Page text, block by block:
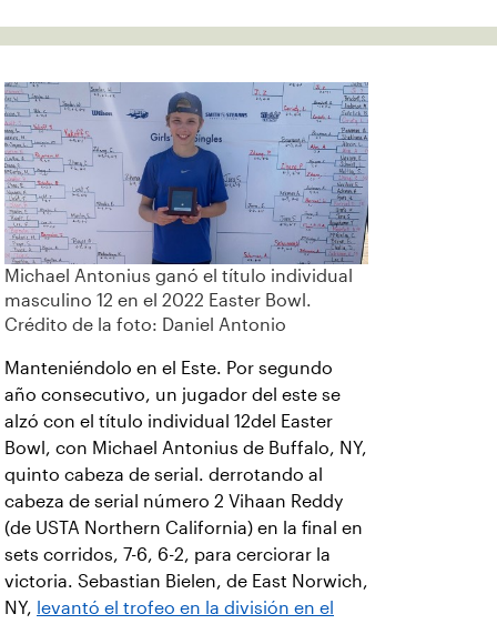
Michael Antonius ganó el título individual
masculino 12 en el 2022 Easter Bowl.
Crédito de la foto: Daniel Antonio
Manteniéndolo en el Este. Por segundo
año consecutivo, un jugador del este se
alzó con el título individual 12del Easter
Bowl, con Michael Antonius de Buffalo, NY,
quinto cabeza de serial. derrotando al
cabeza de serial número 2 Vihaan Reddy
(de USTA Northern California) en la final en
sets corridos, 7-6, 6-2, para cerciorar la
victoria. Sebastian Bielen, de East Norwich,
NY, levantó el trofeo en la división en el